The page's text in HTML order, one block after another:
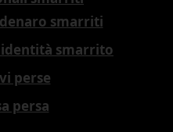
smarriti
smarrito
perse
persa